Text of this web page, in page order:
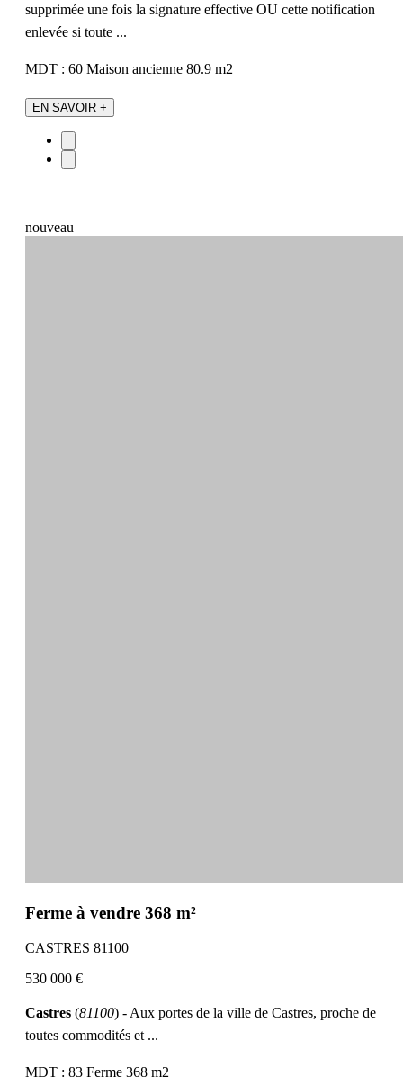
supprimée une fois la signature effective OU cette notification
enlevée si toute ...
MDT : 60 Maison ancienne 80.9 m2
EN SAVOIR +
nouveau
Ferme à vendre 368 m²
CASTRES 81100
530 000 €
Castres (81100) - Aux portes de la ville de Castres, proche de
toutes commodités et ...
MDT : 83 Ferme 368 m2